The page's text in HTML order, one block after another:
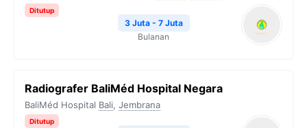
Ditutup
3 Juta - 7 Juta
Bulanan
Radiografer BaliMéd Hospital Negara
BaliMéd Hospital Bali, Jembrana
Ditutup